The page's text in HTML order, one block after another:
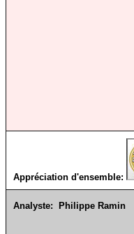
Appréciation d'ensemble:
Analyste: Philippe Ramin